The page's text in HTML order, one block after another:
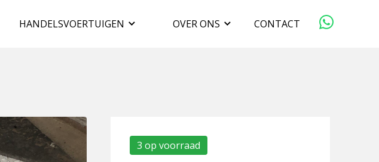
HANDELSVOERTUIGEN OVER ONS
DUURZAAMHEID
CONTACT
3 op voorraad